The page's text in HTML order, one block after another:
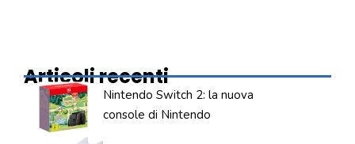
Articoli recenti
Nintendo Switch 2: la nuova
console di Nintendo